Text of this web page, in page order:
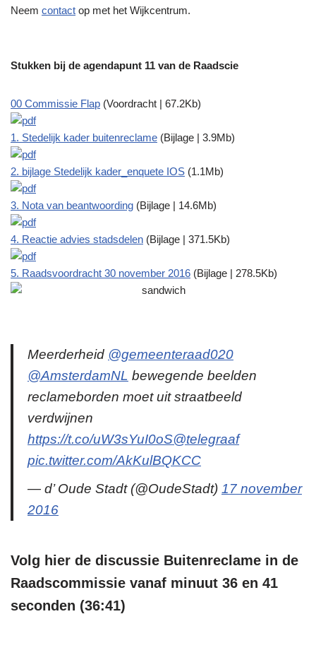
Neem contact op met het Wijkcentrum.
Stukken bij de agendapunt 11 van de Raadscie
00 Commissie Flap (Voordracht | 67.2Kb)
1. Stedelijk kader buitenreclame (Bijlage | 3.9Mb)
2. bijlage Stedelijk kader_enquete IOS (1.1Mb)
3. Nota van beantwoording (Bijlage | 14.6Mb)
4. Reactie advies stadsdelen (Bijlage | 371.5Kb)
5. Raadsvoordracht 30 november 2016 (Bijlage | 278.5Kb)
Meerderheid @gemeenteraad020
@AmsterdamNL bewegende beelden
reclameborden moet uit straatbeeld
verdwijnen
https://t.co/uW3sYuI0oS@telegraaf
pic.twitter.com/AkKulBQKCC
— d’ Oude Stadt (@OudeStadt) 17 november
2016
Volg hier de discussie Buitenreclame in de
Raadscommissie vanaf minuut 36 en 41
seconden (36:41)